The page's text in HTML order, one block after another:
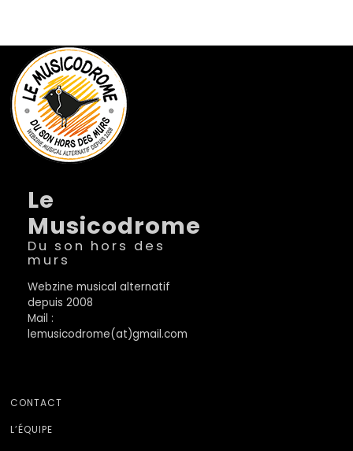
Le
Musicodrome
Du son hors des
murs
Webzine musical alternatif
depuis 2008
Mail :
lemusicodrome(at)gmail.com
CONTACT
L’ÉQUIPE